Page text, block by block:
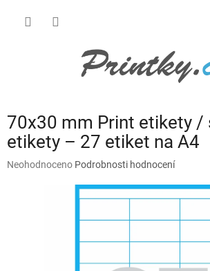
70x30 mm Print etikety /
etikety – 27 etiket na A4
Průměrné
Neohodnoceno Podrobnosti hodnocení